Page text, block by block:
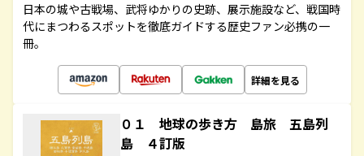
日本の城や古戦場、武将ゆかりの史跡、展示施設など、戦国時
代にまつわるスポットを徹底ガイドする歴史ファン必携の一
冊。
詳細を見る
０１ 地球の歩き方 島旅 五島列
島 ４訂版